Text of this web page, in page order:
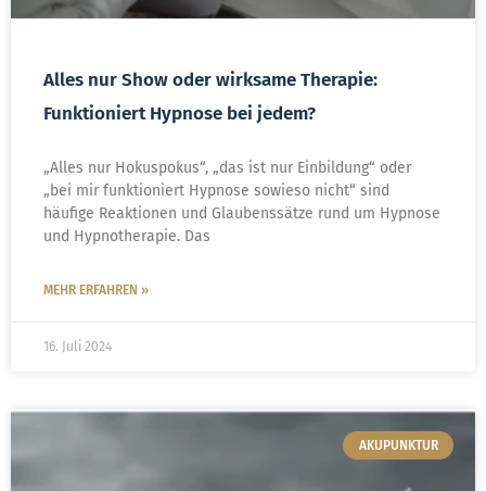
Alles nur Show oder wirksame Therapie:
Funktioniert Hypnose bei jedem?
„Alles nur Hokuspokus“, „das ist nur Einbildung“ oder
„bei mir funktioniert Hypnose sowieso nicht“ sind
häufige Reaktionen und Glaubenssätze rund um Hypnose
und Hypnotherapie. Das
MEHR ERFAHREN »
16. Juli 2024
AKUPUNKTUR